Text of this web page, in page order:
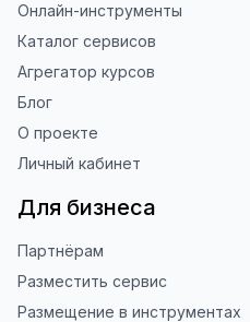
Онлайн-инструменты
Каталог сервисов
Агрегатор курсов
Блог
О проекте
Личный кабинет
Для бизнеса
Партнёрам
Разместить сервис
Размещение в инструментах